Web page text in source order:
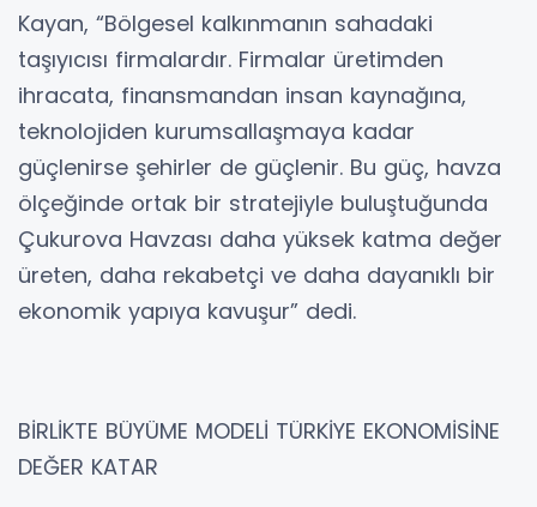
Kayan, “Bölgesel kalkınmanın sahadaki
taşıyıcısı firmalardır. Firmalar üretimden
ihracata, finansmandan insan kaynağına,
teknolojiden kurumsallaşmaya kadar
güçlenirse şehirler de güçlenir. Bu güç, havza
ölçeğinde ortak bir stratejiyle buluştuğunda
Çukurova Havzası daha yüksek katma değer
üreten, daha rekabetçi ve daha dayanıklı bir
ekonomik yapıya kavuşur” dedi.
BİRLİKTE BÜYÜME MODELİ TÜRKİYE EKONOMİSİNE
DEĞER KATAR